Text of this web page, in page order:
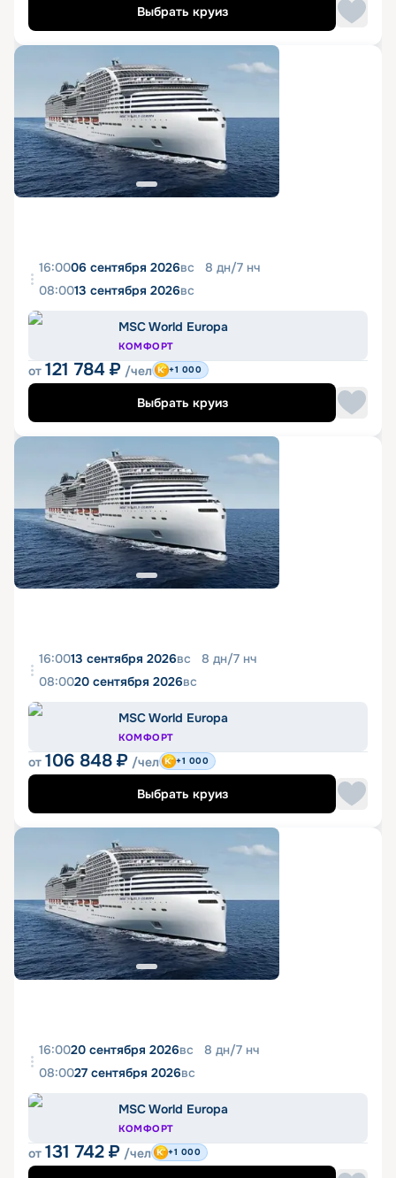
Выбрать круиз
16:0006 сентября 2026вс 8 дн/7 нч
08:0013 сентября 2026вс
MSC World Europa
КОМФОРТ
от 121 784 ₽ /чел +1 000
Выбрать круиз
16:0013 сентября 2026вс 8 дн/7 нч
08:0020 сентября 2026вс
MSC World Europa
КОМФОРТ
от 106 848 ₽ /чел +1 000
Выбрать круиз
16:0020 сентября 2026вс 8 дн/7 нч
08:0027 сентября 2026вс
MSC World Europa
КОМФОРТ
от 131 742 ₽ /чел +1 000